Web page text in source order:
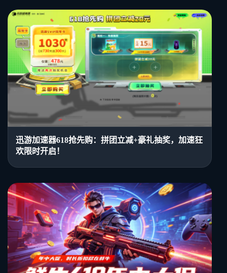
迅游加速器618抢先购：拼团立减+豪礼抽奖，加速狂
欢限时开启！